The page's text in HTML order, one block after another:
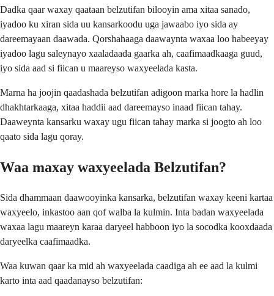
Dadka qaar waxay qaataan belzutifan bilooyin ama xitaa sanado,
iyadoo ku xiran sida uu kansarkoodu uga jawaabo iyo sida ay
dareemayaan daawada. Qorshahaaga daawaynta waxaa loo habeeyay
iyadoo lagu saleynayo xaaladaada gaarka ah, caafimaadkaaga guud,
iyo sida aad si fiican u maareyso waxyeelada kasta.
Marna ha joojin qaadashada belzutifan adigoon marka hore la hadlin
dhakhtarkaaga, xitaa haddii aad dareemayso inaad fiican tahay.
Daaweynta kansarku waxay ugu fiican tahay marka si joogto ah loo
qaato sida lagu qoray.
Waa maxay waxyeelada Belzutifan?
Sida dhammaan daawooyinka kansarka, belzutifan waxay keeni kartaa
waxyeelo, inkastoo aan qof walba la kulmin. Inta badan waxyeelada
waxaa lagu maareyn karaa daryeel habboon iyo la socodka kooxdaada
daryeelka caafimaadka.
Waa kuwan qaar ka mid ah waxyeelada caadiga ah ee aad la kulmi
karto inta aad qaadanayso belzutifan: